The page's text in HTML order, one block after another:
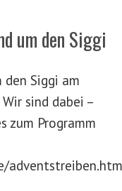
um den Siggi
Siggi am
sind dabei –
zum Programm